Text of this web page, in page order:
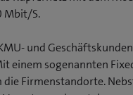
Mbit/S.
und
einem sogenannten
die Firmenstandorte.